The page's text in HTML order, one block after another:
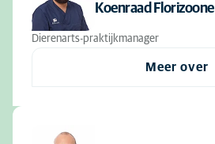
Koenraad Florizoone
Dierenarts-praktijkmanager
Meer over